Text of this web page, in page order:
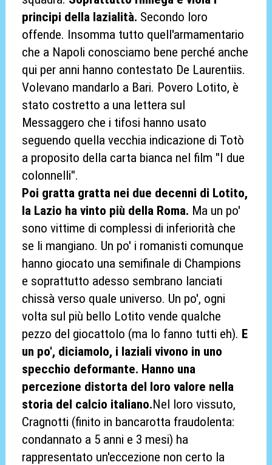
principi della lazialità. Secondo loro
offende. Insomma tutto quell'armamentario
che a Napoli conosciamo bene perché anche
qui per anni hanno contestato De Laurentiis.
Volevano mandarlo a Bari. Povero Lotito, è
stato costretto a una lettera sul
Messaggero che i tifosi hanno usato
seguendo quella vecchia indicazione di Totò
a proposito della carta bianca nel film "I due
colonnelli".
Poi gratta gratta nei due decenni di Lotito,
la Lazio ha vinto più della Roma. Ma un po'
sono vittime di complessi di inferiorità che
se li mangiano. Un po' i romanisti comunque
hanno giocato una semifinale di Champions
e soprattutto adesso sembrano lanciati
chissà verso quale universo. Un po', ogni
volta sul più bello Lotito vende qualche
pezzo del giocattolo (ma lo fanno tutti eh). E
un po', diciamolo, i laziali vivono in uno
specchio deformante. Hanno una
percezione distorta del loro valore nella
storia del calcio italiano.Nel loro vissuto,
Cragnotti (finito in bancarotta fraudolenta:
condannato a 5 anni e 3 mesi) ha
rappresentato un'eccezione non certo la